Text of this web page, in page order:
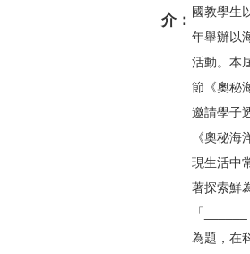
介：
國教學生
年舉辦以
活動。本
節《奧秘
邀請學子
《奧秘
現生活中
著探索鮮
「
為題，在